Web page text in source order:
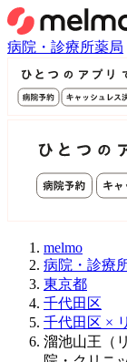
病院・診療所薬局
melmo
病院・診療
東京都
千代田区
千代田区 ×
溜池山王（